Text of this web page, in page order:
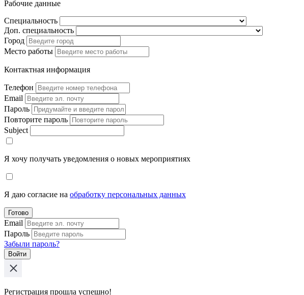
Рабочие данные
Специальность
Доп. специальность
Город
Место работы
Контактная информация
Телефон
Email
Пароль
Повторите пароль
Subject
Я хочу получать уведомления о новых мероприятиях
Я даю согласие на обработку персональных данных
Готово
Email
Пароль
Забыли пароль?
Войти
Регистрация прошла успешно!